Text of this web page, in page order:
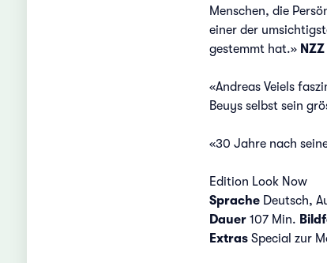
Menschen, die
einer der
gestemmt hat.» NZZ
«Andreas Veiels
Beuys selbst sein
«30 Jahre nach
Edition Look Now
SpracheDeutsch,
Dauer107 Min.
ExtrasSpecial zur